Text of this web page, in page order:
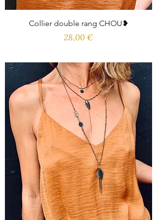
Collier double rang CHOU❥
Prix
28,00 €